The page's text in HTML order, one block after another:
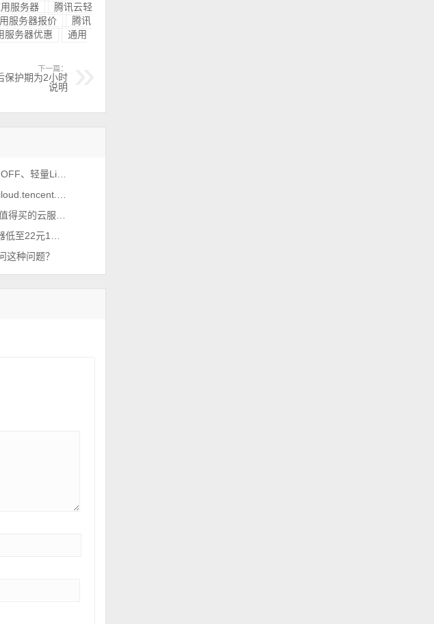
服务器
腾讯云轻
服务器报价
腾讯
服务器优惠
通用
下一篇：
保护期为2小时
说明
腾讯云国际站优惠活动CVM服务器30% OFF、轻量Lighthouse 20% off
🐧腾讯云服务器官网首页网址是什么？cloud.tencent.com
京东云轻量云主机怎么样？2026年最新值得买的云服务器排行榜
短期使用腾讯云服务器：轻量应用服务器低至22元1个月2026年最新
这种问题？